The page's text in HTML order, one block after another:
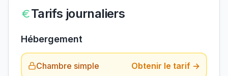
Tarifs journaliers
Hébergement
Chambre simple Obtenir le tarif →